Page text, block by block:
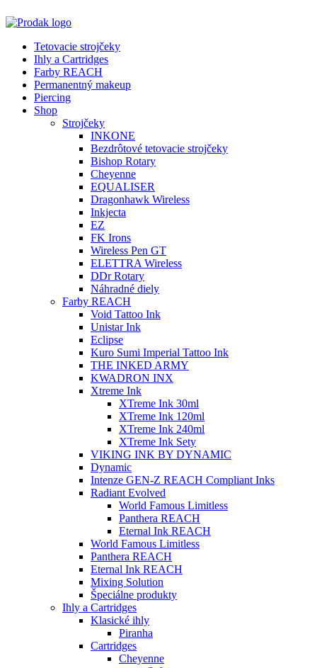
Tetovacie strojčeky
Ihly a Cartridges
Farby REACH
Permanentný makeup
Piercing
Shop
Strojčeky
INKONE
Bezdrôtové tetovacie strojčeky
Bishop Rotary
Cheyenne
EQUALISER
Dragonhawk Wireless
Inkjecta
EZ
FK Irons
Wireless Pen GT
ELETTRA Wireless
DDr Rotary
Náhradné diely
Farby REACH
Void Tattoo Ink
Unistar Ink
Eclipse
Kuro Sumi Imperial Tattoo Ink
THE INKED ARMY
KWADRON INX
Xtreme Ink
XTreme Ink 30ml
XTreme Ink 120ml
XTreme Ink 240ml
XTreme Ink Sety
VIKING INK BY DYNAMIC
Dynamic
Intenze GEN-Z REACH Compliant Inks
Radiant Evolved
World Famous Limitless
Panthera REACH
Eternal Ink REACH
World Famous Limitless
Panthera REACH
Eternal Ink REACH
Mixing Solution
Špeciálne produkty
Ihly a Cartridges
Klasické ihly
Piranha
Cartridges
Cheyenne